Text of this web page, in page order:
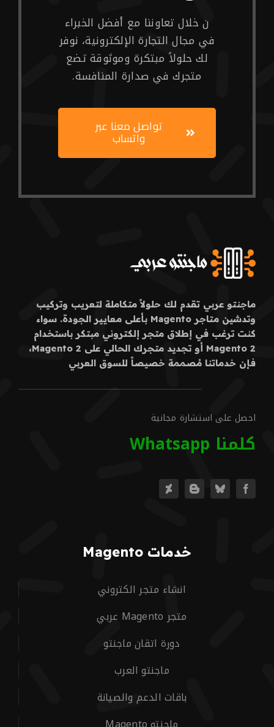
ن خلال تعاوننا مع أفضل الخبراء
في مجال التجارة الإلكترونية، نوفر
لك حلولاً مبتكرة وموثوقة تضع
متجرك في صدارة المنافسة.
تواصل معنا عبر
واتساب
ماجنتو عربي تقدم لك حلولاً متكاملة لتعريب وتركيب
وتدشين متاجر Magento بأعلى معايير الجودة. سواء
كنت ترغب في إطلاق متجر إلكتروني مبتكر باستخدام
Magento 2 أو تجديد متجرك الحالي على Magento 2،
فإن خدماتنا مُصممة خصيصاً للسوق العربي
احصل على استشارة مجانية
كلمنا Whatsapp
خدمات Magento
انشاء متجر الكتروني
متجر Magento عربي
دورة اتقان ماجنتو
ماجنتو العرب
باقات الدعم والصيانة